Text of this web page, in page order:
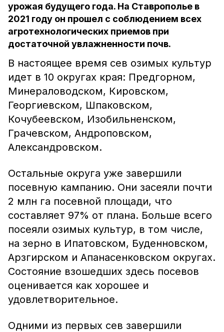
урожая будущего года. На Ставрополье в
2021 году он прошел с соблюдением всех
агротехнологических приемов при
достаточной увлажненности почв.
В настоящее время сев озимых культур
идет в 10 округах края: Предгорном,
Минераловодском, Кировском,
Георгиевском, Шпаковском,
Кочубеевском, Изобильненском,
Грачевском, Андроповском,
Александровском.
Остальные округа уже завершили
посевную кампанию. Они засеяли почти
2 млн га посевной площади, что
составляет 97% от плана. Больше всего
посеяли озимых культур, в том числе,
на зерно в Ипатовском, Буденновском,
Арзгирском и Апанасенковском округах.
Состояние взошедших здесь посевов
оценивается как хорошее и
удовлетворительное.
Одними из первых сев завершили